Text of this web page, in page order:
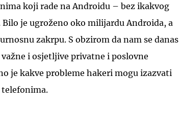
koji rade na Androidu – bez ikakvog
je ugroženo oko milijardu Androida, a
zakrpu. S obzirom da nam se danas
i osjetljive privatne i poslovne
je kakve probleme hakeri mogu izazvati